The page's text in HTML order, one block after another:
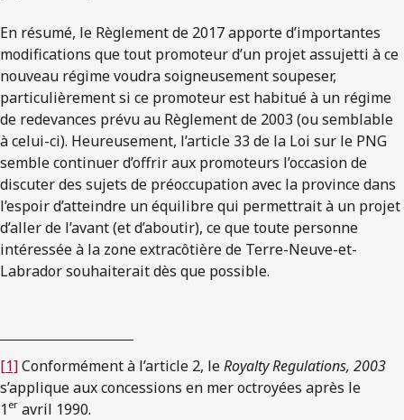
En résumé, le Règlement de 2017 apporte d’importantes
modifications que tout promoteur d’un projet assujetti à ce
nouveau régime voudra soigneusement soupeser,
particulièrement si ce promoteur est habitué à un régime
de redevances prévu au Règlement de 2003 (ou semblable
à celui-ci). Heureusement, l’article 33 de la Loi sur le PNG
semble continuer d’offrir aux promoteurs l’occasion de
discuter des sujets de préoccupation avec la province dans
l’espoir d’atteindre un équilibre qui permettrait à un projet
d’aller de l’avant (et d’aboutir), ce que toute personne
intéressée à la zone extracôtière de Terre-Neuve-et-
Labrador souhaiterait dès que possible.
[1]Conformément à l’article 2, leRoyalty Regulations, 2003
s’applique aux concessions en mer octroyées après le
1 er avril 1990.